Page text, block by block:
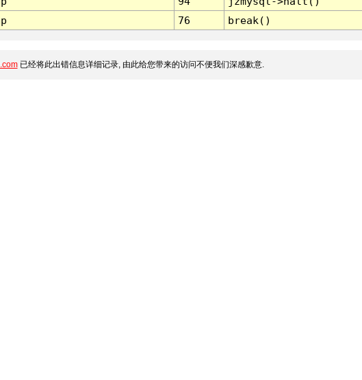
76 break()
已经将此出错信息详细记录, 由此给您带来的访问不便我们深感歉意.